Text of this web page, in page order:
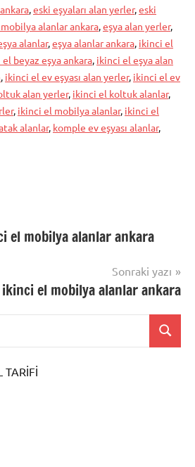
,eski eşyaları alan yerler,eski
alanlar ankara,eşya alan yerler,
alanlar,eşya alanlar ankara, ikinci el
beyaz eşya ankara, ikinci el eşya alan
, ikinci el ev eşyası alan yerler, ikinci el ev
alan yerler, ikinci el koltuk alanlar,
, ikinci el mobilya alanlar, ikinci el
alanlar, komple ev eşyası alanlar,
el mobilya alanlar ankara
Sonraki yazı
el mobilya alanlar ankara
TARİFİ